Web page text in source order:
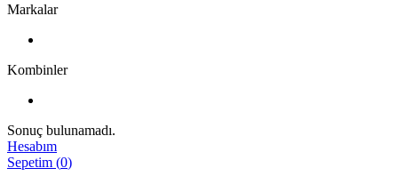
Markalar
Kombinler
Sonuç bulunamadı.
Hesabım
Sepetim (0)